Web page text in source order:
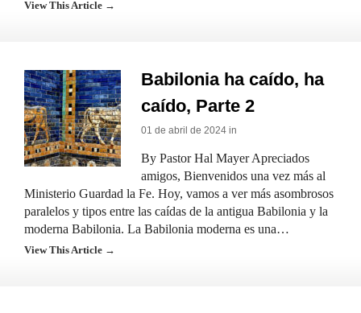
View This Article →
Babilonia ha caído, ha
caído, Parte 2
01 de abril de 2024 in
By Pastor Hal Mayer Apreciados
amigos, Bienvenidos una vez más al
Ministerio Guardad la Fe. Hoy, vamos a ver más asombrosos
paralelos y tipos entre las caídas de la antigua Babilonia y la
moderna Babilonia. La Babilonia moderna es una…
View This Article →